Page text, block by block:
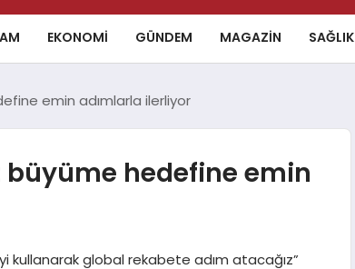
EKONOMI GÜNDEM MAGAZIN SAĞLIK
emin adımlarla ilerliyor
büyüme hedefine emin
kullanarak global rekabete adım atacağız”